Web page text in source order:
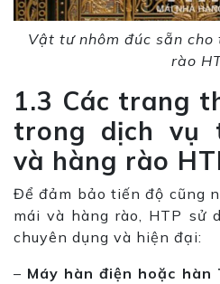
Vật tư nhôm đúc sẵn
rào
1.3 Các trang
trong dịch vụ
và hàng rào
Để đảm bảo tiến độ cũng
mái và hàng rào, HTP sử
chuyên dụng và hiện đại:
– Máy hàn điện hoặc hàn